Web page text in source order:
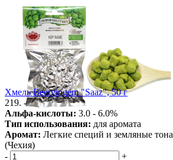
Хмель Beervingem "Saaz", 50 г
219. -
Альфа-кислоты: 3.0 - 6.0%
Тип использования: для аромата
Аромат: Легкие специй и земляные тона
(Чехия)
-
+